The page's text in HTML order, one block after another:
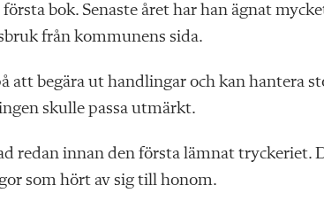
bok. Senaste året har han ägnat
från kommunens sida.
att begära ut handlingar och kan hantera
skulle passa utmärkt.
redan innan den första lämnat
som hört av sig till honom.